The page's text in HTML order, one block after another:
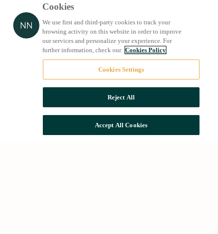
Cookies
We use first and third-party cookies to track your
browsing activity on this website in order to improve
our services and personalize your experience. For
further information, check our Cookies Policy
Cookies Settings
Reject All
Accept All Cookies